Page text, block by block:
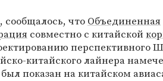
сообщалось, что Объединенная
совместно с китайской
китайского лайнера
показан на китайском